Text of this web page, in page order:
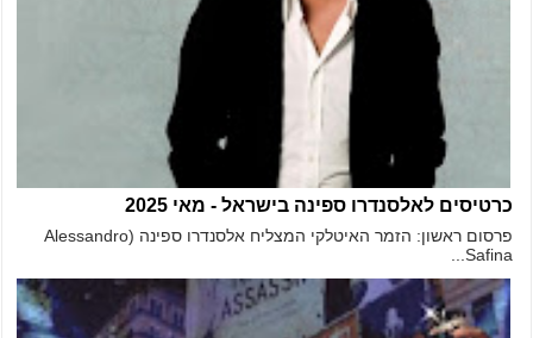
כרטיסים לאלסנדרו ספינה בישראל - מאי 2025
פרסום ראשון: הזמר האיטלקי המצליח אלסנדרו ספינה (Alessandro
Safina...